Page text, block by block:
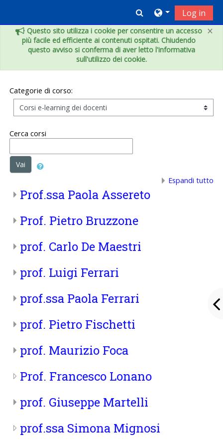
×
Questo sito utilizza i cookie per consentire un accesso
più facile ed efficiente ai contenuti ospitati. Chiudendo
questo avviso si conferma di aver letto l'informativa
sull'utilizzo dei cookie.
Toggle search
Log in
Categorie di corso:
Cerca corsi
Vai
Espandi tutto
Prof.ssa Paola Assereto
Prof. Pietro Bruzzone
prof. Carlo De Maestri
prof. Luigi Ferrari
prof.ssa Paola Ferrari
prof. Pietro Fischetti
prof. Maurizio Foca
Prof. Francesco Lonano
prof. Giuseppe Martelli
prof.ssa Simona Mignosi